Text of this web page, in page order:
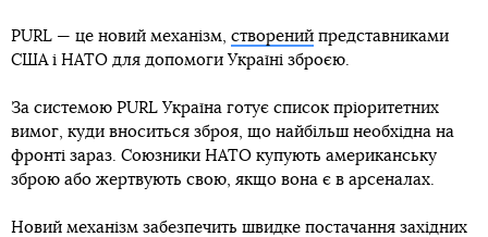
PURL — це новий механізм, створений представниками
США і НАТО для допомоги Україні зброєю.
За системою PURL Україна готує список пріоритетних
вимог, куди вноситься зброя, що найбільш необхідна на
фронті зараз. Союзники НАТО купують американську
зброю або жертвують свою, якщо вона є в арсеналах.
Новий механізм забезпечить швидке постачання західних